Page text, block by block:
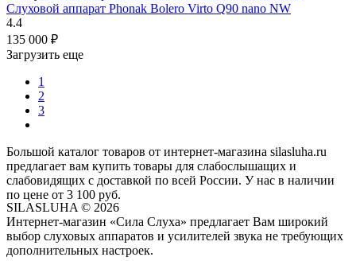
Слуховой аппарат Phonak Bolero Virto Q90 nano NW
4.4
135 000 ₽
Загрузить еще
1
2
3
Большой каталог товаров от интернет-магазина silasluha.ru
предлагает вам купить товары для слабослышащих и
слабовидящих с доставкой по всей России. У нас в наличии
по цене от 3 100 руб.
SILASLUHA © 2026
Интернет-магазин «Сила Слуха» предлагает Вам широкий
выбор слуховых аппаратов и усилителей звука не требующих
дополнительных настроек.